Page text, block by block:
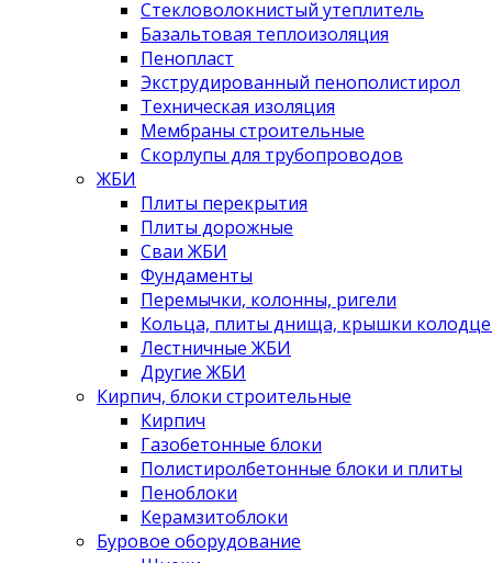
Стекловолокнистый утеплитель
Базальтовая теплоизоляция
Пенопласт
Экструдированный пенополистирол
Техническая изоляция
Мембраны строительные
Скорлупы для трубопроводов
ЖБИ
Плиты перекрытия
Плиты дорожные
Сваи ЖБИ
Фундаменты
Перемычки, колонны, ригели
Кольца, плиты днища, крышки
Лестничные ЖБИ
Другие ЖБИ
Кирпич, блоки строительные
Кирпич
Газобетонные блоки
Полистиролбетонные блоки и плиты
Пеноблоки
Керамзитоблоки
Буровое оборудование